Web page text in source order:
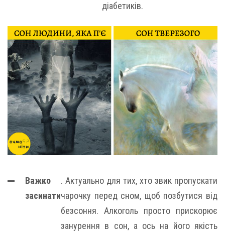
діабетиків.
Важко
засинати
. Актуально для тих, хто звик пропускати
чарочку перед сном, щоб позбутися від
безсоння. Алкоголь просто прискорює
занурення в сон, а ось на його якість